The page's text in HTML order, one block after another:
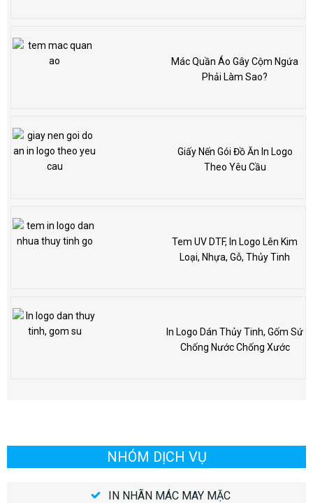
Mác Quần Áo Gây Cộm Ngứa
Phải Làm Sao?
Giấy Nến Gói Đồ Ăn In Logo
Theo Yêu Cầu
Tem UV DTF, In Logo Lên Kim
Loại, Nhựa, Gỗ, Thủy Tinh
In Logo Dán Thủy Tinh, Gốm Sứ
Chống Nước Chống Xước
NHÓM DỊCH VỤ
IN NHÃN MÁC MAY MẶC